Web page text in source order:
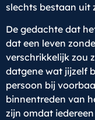
slechts bestaan uit
De gedachte dat
dat een leven
verschrikkelijk zou
datgene wat jijzelf
persoon bij
binnentreden van
zijn omdat